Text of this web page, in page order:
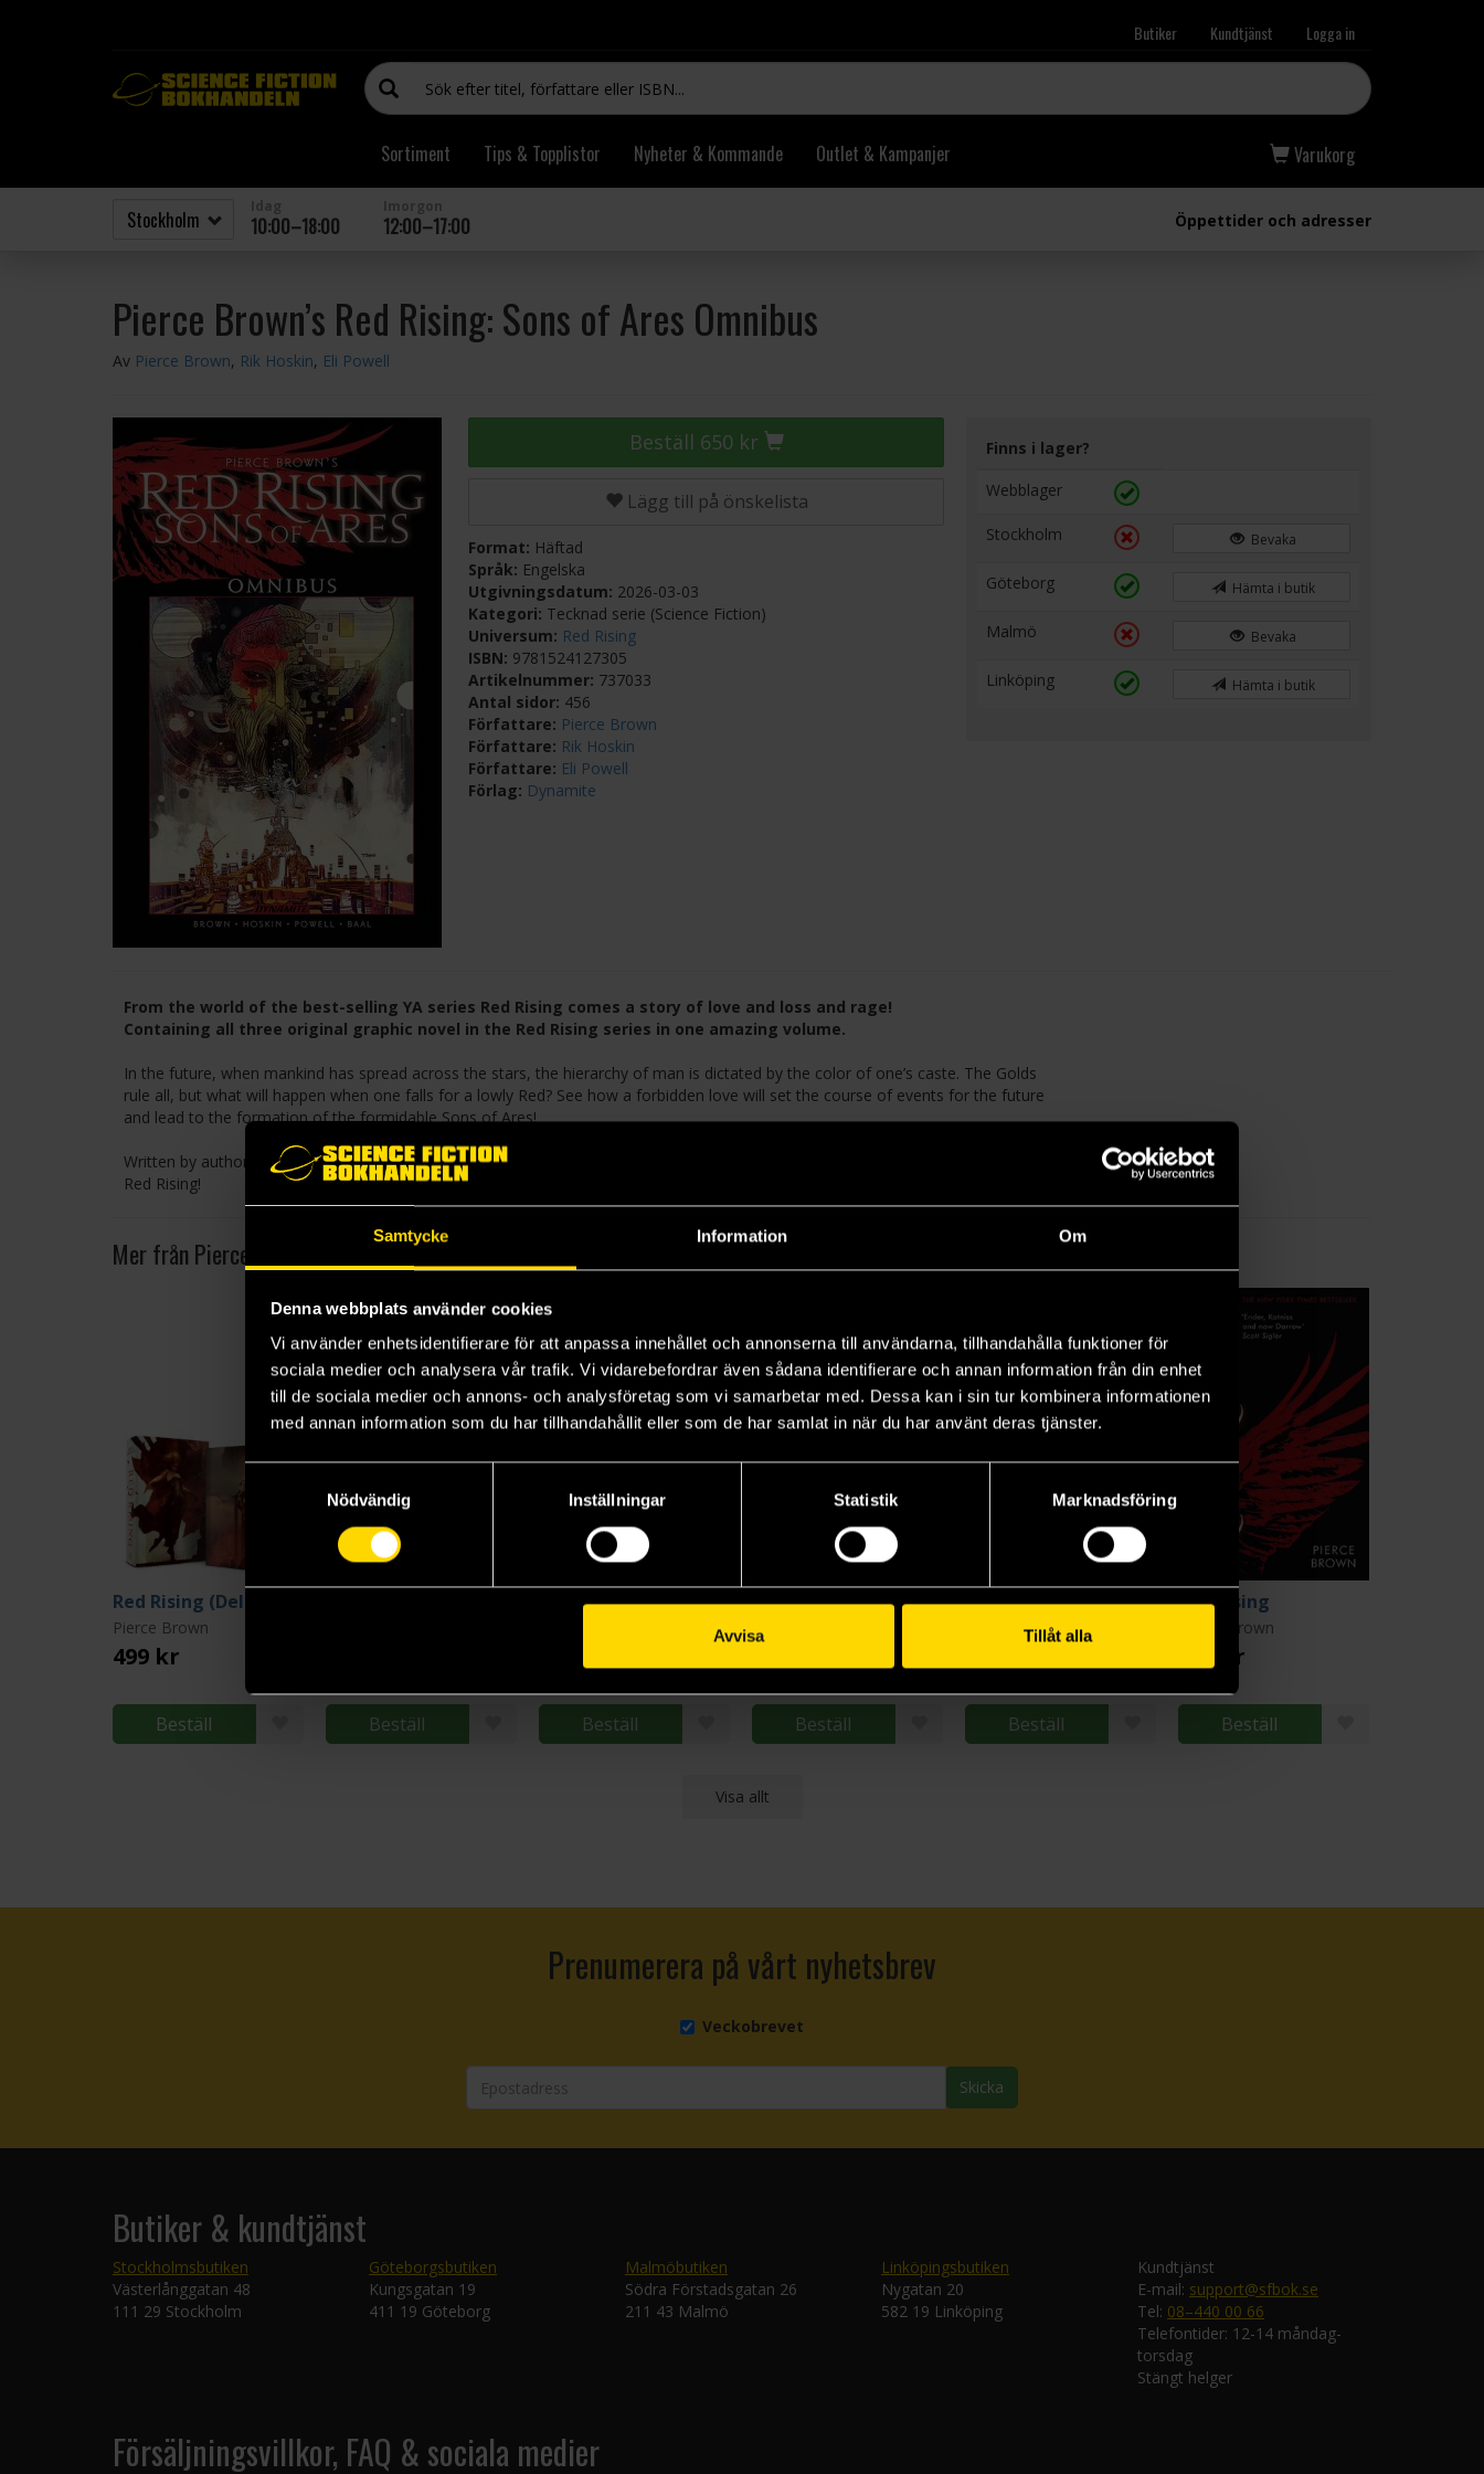
Samtycke Information Om
Denna webbplats använder cookies
Vi använder enhetsidentifierare för att anpassa innehållet och annonserna till användarna, tillhandahålla funktioner för
sociala medier och analysera vår trafik. Vi vidarebefordrar även sådana identifierare och annan information från din enhet
till de sociala medier och annons- och analysföretag som vi samarbetar med. Dessa kan i sin tur kombinera informationen
med annan information som du har tillhandahållit eller som de har samlat in när du har använt deras tjänster.
Nödvändig
Inställningar Statistik Marknadsföring
Avvisa Tillåt alla
Butiker Kundtjänst Logga in
Sortiment Tips & Topplistor Nyheter & Kommande Outlet & Kampanjer Varukorg
10:00–18:00 12:00–17:00 Öppettider och adresser
Pierce Brown’s Red Rising: Sons of Ares Omnibus
Av Pierce Brown, Rik Hoskin, Eli Powell
Beställ 650 kr
Lägg till på önskelista
Format: Häftad
Språk: Engelska
Utgivningsdatum: 2026-03-03
Kategori: Tecknad serie (Science Fiction)
Universum: Red Rising
ISBN: 9781524127305
Artikelnummer: 737033
Antal sidor: 456
Författare: Pierce Brown
Författare: Rik Hoskin
Författare: Eli Powell
Förlag: Dynamite
Finns i lager?
Webblager
Stockholm Bevaka
Göteborg Hämta i butik
Malmö Bevaka
Linköping Hämta i butik
From the world of the best-selling YA series Red Rising comes a story of love and loss and rage!
Containing all three original graphic novel in the Red Rising series in one amazing volume.
In the future, when mankind has spread across the stars, the hierarchy of man is dictated by the color of one’s caste. The Golds
rule all, but what will happen when one falls for a lowly Red? See how a forbidden love will set the course of events for the future
and lead to the formation of the formidable Sons of Ares!
Written by author Pierce Brown (The Red Rising Trilogy) and Rik Hoskin comes the in-continuity prequel story of revolution and
Red Rising!
Mer från Pierce Brown
Pierce Brown
499 kr
Beställ Beställ
Light Bringer
Beställ
Red Rising (Hodderscape Vault Edition)
Pierce Brown
Beställ
Golden Son
Pierce Brown
Beställ
Red Rising
Pierce Brown
179 kr
Beställ
Visa allt
Prenumerera på vårt nyhetsbrev
Veckobrevet
Skicka
Butiker & kundtjänst
Stockholmsbutiken
Västerlånggatan 48
111 29 Stockholm
Göteborgsbutiken
Kungsgatan 19
411 19 Göteborg
Malmöbutiken
Södra Förstadsgatan 26
211 43 Malmö
Linköpingsbutiken
Nygatan 20
582 19 Linköping
Kundtjänst
E-mail: support@sfbok.se
Tel: 08–440 00 66
Telefontider: 12-14 måndag-
torsdag
Stängt helger
Försäljningsvillkor, FAQ & sociala medier